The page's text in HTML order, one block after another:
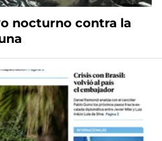
nocturno contra la